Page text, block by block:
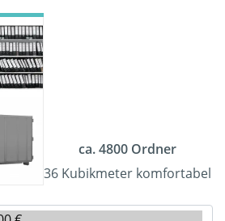
ca. 4800 Ordner
36 Kubikmeter komfortabel